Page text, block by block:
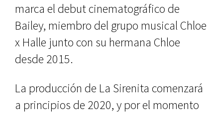
marca el debut cinematográfico de
Bailey, miembro del grupo musical Chloe
x Halle junto con su hermana Chloe
desde 2015.
La producción de La Sirenita comenzará
a principios de 2020, y por el momento